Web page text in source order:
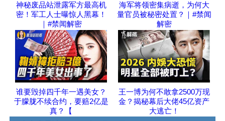
神秘废品站泄露军方最高机
密！军工人士曝惊人黑幕！
｜#禁闻解密
海军将领密集病逝，为何大
量官员被秘密处置？｜#禁闻
解密
谁要毁掉四千年一遇美女？
于朦胧不续合约，要赔2亿是
真？【
王一博为何不敢拿2500万现
金？揭秘幕后大佬45亿资产
大逃亡！